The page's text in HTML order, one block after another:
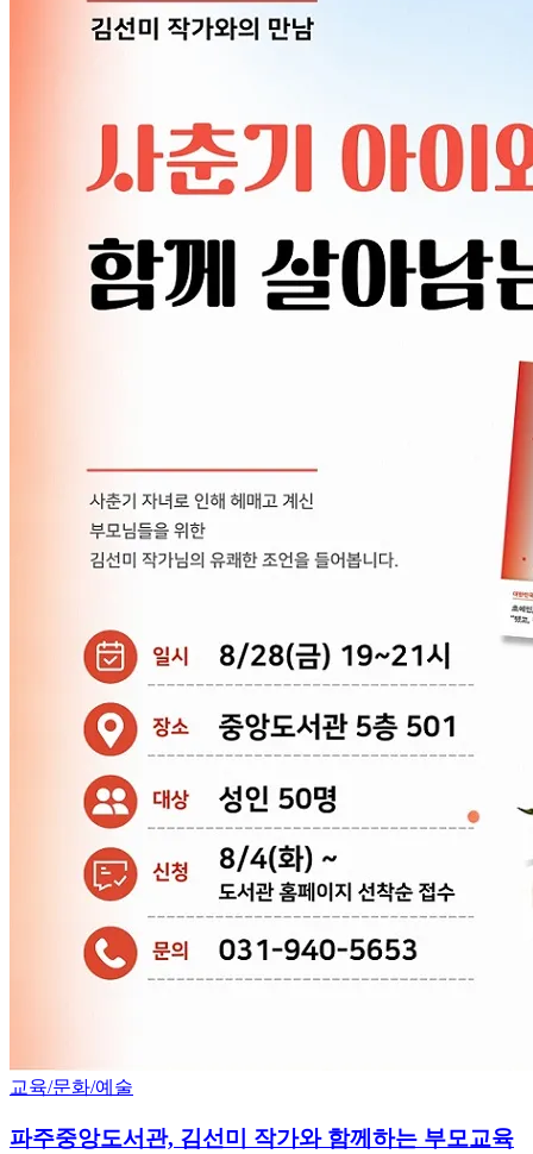
교육/문화/예술
파주중앙도서관, 김선미 작가와 함께하는 부모교육